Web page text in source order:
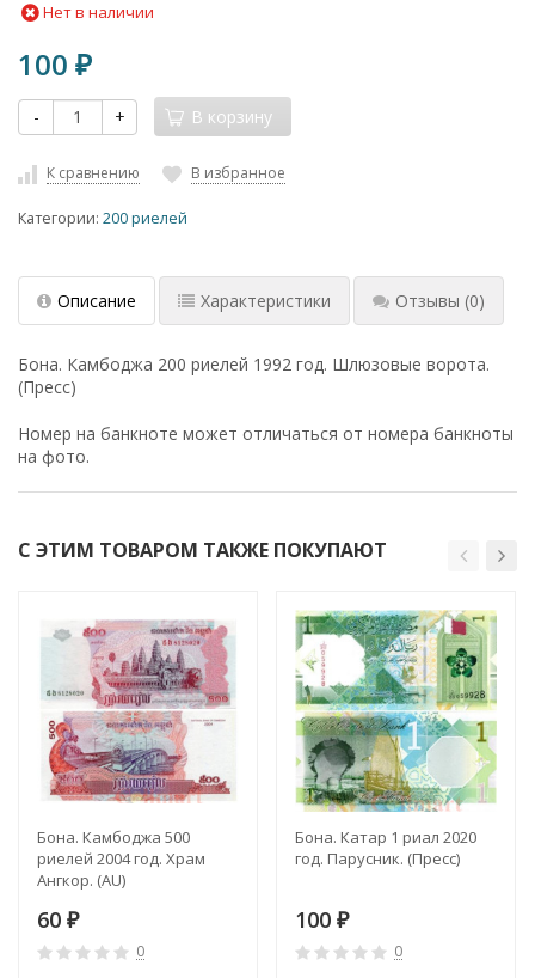
Нет в наличии
100 ₽
- + В корзину
К сравнению В избранное
Категории: 200 риелей
Описание Характеристики Отзывы (0)
Бона. Камбоджа 200 риелей 1992 год. Шлюзовые ворота.
(Пресс)
Номер на банкноте может отличаться от номера банкноты
на фото.
С ЭТИМ ТОВАРОМ ТАКЖЕ ПОКУПАЮТ
Бона. Камбоджа 500
риелей 2004 год. Храм
Ангкор. (AU)
60 ₽
0
Бона. Катар 1 риал 2020
год. Парусник. (Пресс)
100 ₽
0